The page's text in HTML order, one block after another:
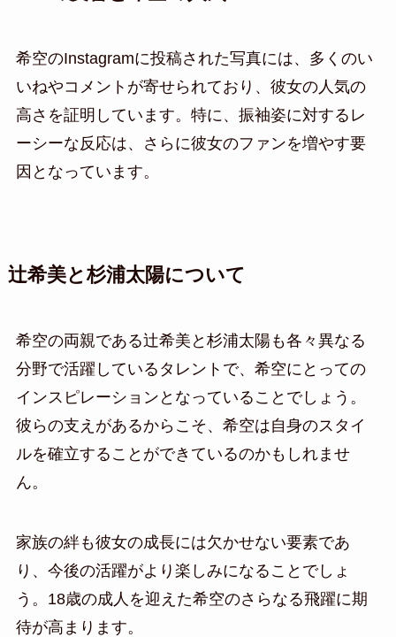
希空のInstagramに投稿された写真には、多くのい
いねやコメントが寄せられており、彼女の人気の
高さを証明しています。特に、振袖姿に対するレ
ーシーな反応は、さらに彼女のファンを増やす要
因となっています。
辻希美と杉浦太陽について
希空の両親である辻希美と杉浦太陽も各々異なる
分野で活躍しているタレントで、希空にとっての
インスピレーションとなっていることでしょう。
彼らの支えがあるからこそ、希空は自身のスタイ
ルを確立することができているのかもしれませ
ん。
家族の絆も彼女の成長には欠かせない要素であ
り、今後の活躍がより楽しみになることでしょ
う。18歳の成人を迎えた希空のさらなる飛躍に期
待が高まります。